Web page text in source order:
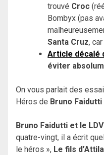
trouvé Croc
Bombyx (pas
Santa Cruz,
Article décalé
éviter
On vous parlait des
Héros de Bruno Faidutti
Bruno Faidutti et le
quatre-vingt, il a écrit
le héros », Le fils d’Attila